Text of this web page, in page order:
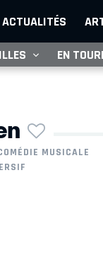
ACTUALITÉS
EN
MUSICALE